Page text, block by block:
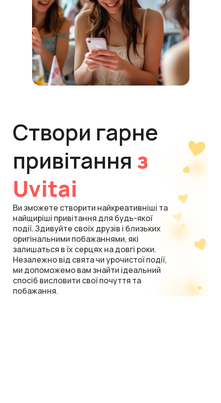
Створи гарне
привітання з
Uvitai
Ви зможете створити найкреативніші та
найщиріші привітання для будь-якої
події. Здивуйте своїх друзів і близьких
оригінальними побажаннями, які
залишаться в їх серцях на довгі роки.
Незалежно від свята чи урочистої події,
ми допоможемо вам знайти ідеальний
спосіб висловити свої почуття та
побажання.